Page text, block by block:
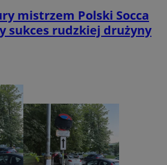
mistrzem Polski Socca
sukces rudzkiej drużyny